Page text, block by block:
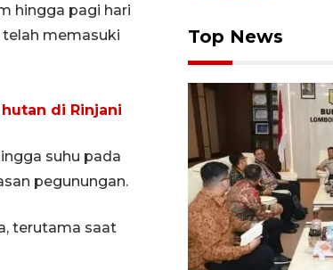
hingga pagi hari
memasuki
di Rinjani
suhu pada
pegunungan.
terutama saat
Top News